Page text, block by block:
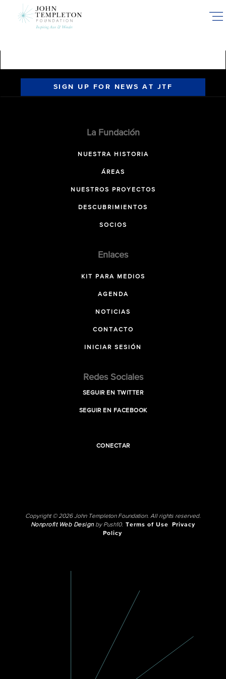
SIGN UP FOR NEWS AT JTF
La Fundación
NUESTRA HISTORIA
ÁREAS
NUESTROS PROYECTOS
DESCUBRIMIENTOS
SOCIOS
Enlaces
KIT PARA MEDIOS
AGENDA
NOTICIAS
CONTACTO
INICIAR SESIÓN
Redes Sociales
SEGUIR EN TWITTER
SEGUIR EN FACEBOOK
CONECTAR
Copyright © 2026 John Templeton Foundation. All rights reserved.
Nonprofit Web Designby Push10. Terms of Use
Privacy
Policy